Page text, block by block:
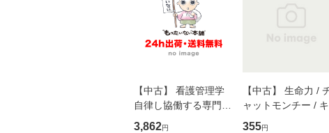
【中古】 看護管理学
自律し協働する専門職
の看護マネジメントス
3,862円
【中古】 生命力 /
ャットモンチー / キ
ーンレコード [CD]
355円